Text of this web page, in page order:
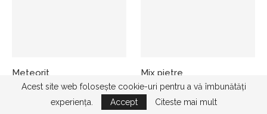
Meteorit Mix pietre
Acest site web folosește cookie-uri pentru a vă îmbunătăți
experiența.
Accept Citeste mai mult